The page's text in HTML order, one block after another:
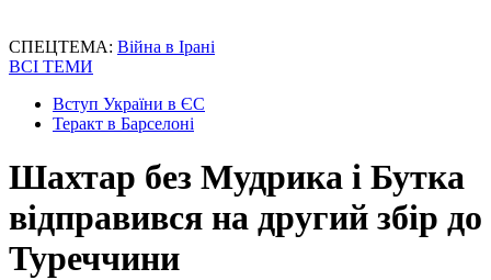
СПЕЦТЕМА: Війна в Ірані
ВСІ ТЕМИ
Вступ України в ЄС
Теракт в Барселоні
Шахтар без Мудрика і Бутка
відправився на другий збір до
Туреччини